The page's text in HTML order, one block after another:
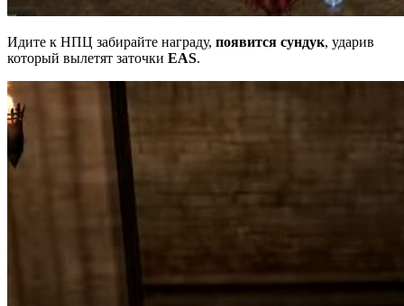
Идите к НПЦ забирайте награду, появится сундук, ударив
который вылетят заточки EAS.